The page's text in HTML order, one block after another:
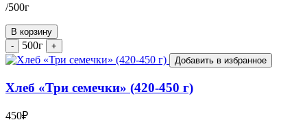
/500г
В корзину
-
500г
+
Добавить в избранное
Хлеб «Три семечки» (420-450 г)
450₽